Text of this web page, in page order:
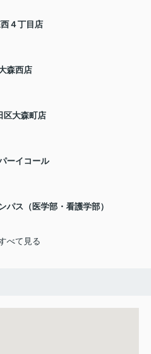
４丁目店
森西店
区大森町店
ーイコール
ス（医学部・看護学部）
べて見る